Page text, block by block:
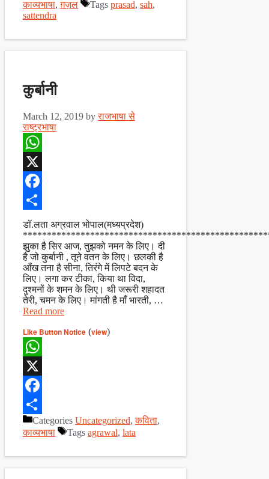
काव्यभाषा,ग़ज़ल Tags prasad, sah,
sattendra
कुर्बानी
March 12, 2019 byराजभाषा से
राष्ट्रभाषा
WhatsApp
X
Facebook
Share
डॉ.लता अग्रवाल भोपाल(मध्यप्रदेश)
झुका है सिर आज, तुझको नमन के लिए। दी
है जो कुर्बानी , तूने वतन के लिए। छलकी है
आँख तना है सीना, तिरंगे में लिपटे बदन के
लिए। लगा कर टीका, किया था विदा,
दुश्मनों के शमन के लिए। थी जरूरी शहादत
तेरी, चमन के लिए। मांगती है माँ भारती, …
Read more
Like Button Notice (view)
WhatsApp
X
Facebook
ShareCategories Uncategorized,कविता,
काव्यभाषा
Tags agrawal, lata